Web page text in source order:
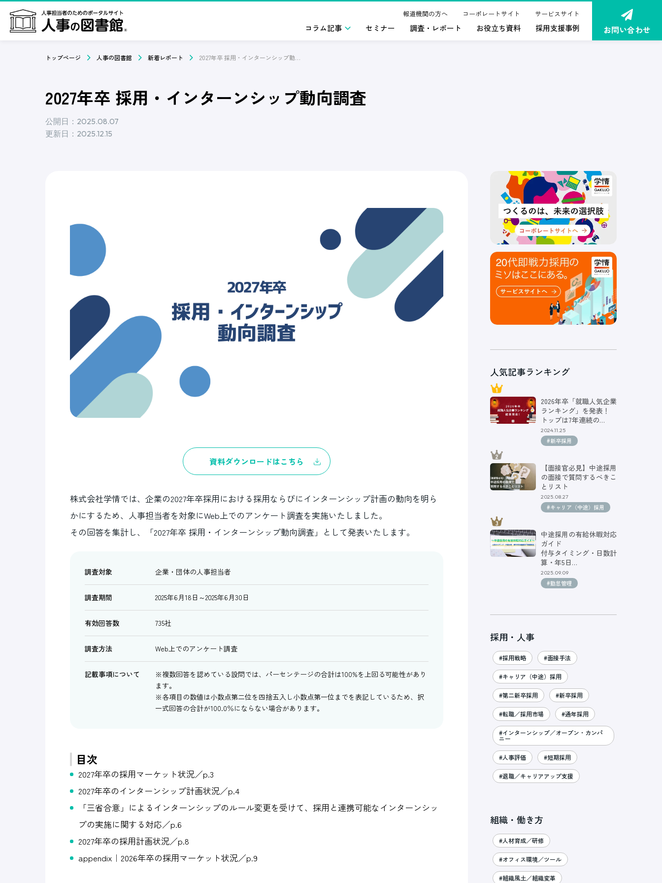
報道機関の方へ コーポレートサイト サービスサイト
コラム記事 セミナー 調査・レポート お役立ち資料 採用支援事例 お問い合わせ
トップページ 人事の図書館 新着レポート 2027年卒 採用・インターンシップ動向調査
2027年卒 採用・インターンシップ動向調査
公開日：2025.08.07
更新日：2025.12.15
資料ダウンロードはこちら
株式会社学情では、企業の2027年卒採用における採用ならびにインターンシップ計画の動向を明ら
かにするため、人事担当者を対象にWeb上でのアンケート調査を実施いたしました。
その回答を集計し、「2027年卒 採用・インターンシップ動向調査」として発表いたします。
調査対象 企業・団体の人事担当者
調査期間 2025年6月18日～2025年6月30日
有効回答数 735社
調査方法 Web上でのアンケート調査
記載事項について
※複数回答を認めている設問では、パーセンテージの合計は100%を上回る可能性があり
ます。
※各項目の数値は小数点第二位を四捨五入し小数点第一位までを表記しているため、択
一式回答の合計が100.0％にならない場合があります。
目次
2027年卒の採用マーケット状況／p.3
2027年卒のインターンシップ計画状況／p.4
「三省合意」によるインターンシップのルール変更を受けて、採用と連携可能なインターンシッ
プの実施に関する対応／p.6
2027年卒の採用計画状況／p.8
appendix｜2026年卒の採用マーケット状況／p.9
人気記事ランキング
2026年卒「就職人気企業
ランキング」を発表！
トップは7年連続の…
2024.11.25
#新卒採用
【面接官必見】中途採用
の面接で質問するべきこ
とリスト
2025.08.27
#キャリア（中途）採用
中途採用の有給休暇対応
ガイド
付与タイミング・日数計
算・年5日…
2025.09.09
#勤怠管理
採用・人事
#採用戦略 #面接手法
#キャリア（中途）採用
#第二新卒採用 #新卒採用
#転職／採用市場 #通年採用
#インターンシップ／オープン・カンパ
ニー
#人事評価 #短期採用
#退職／キャリアアップ支援
組織・働き方
#人材育成／研修
#オフィス環境／ツール
#組織風土／組織変革